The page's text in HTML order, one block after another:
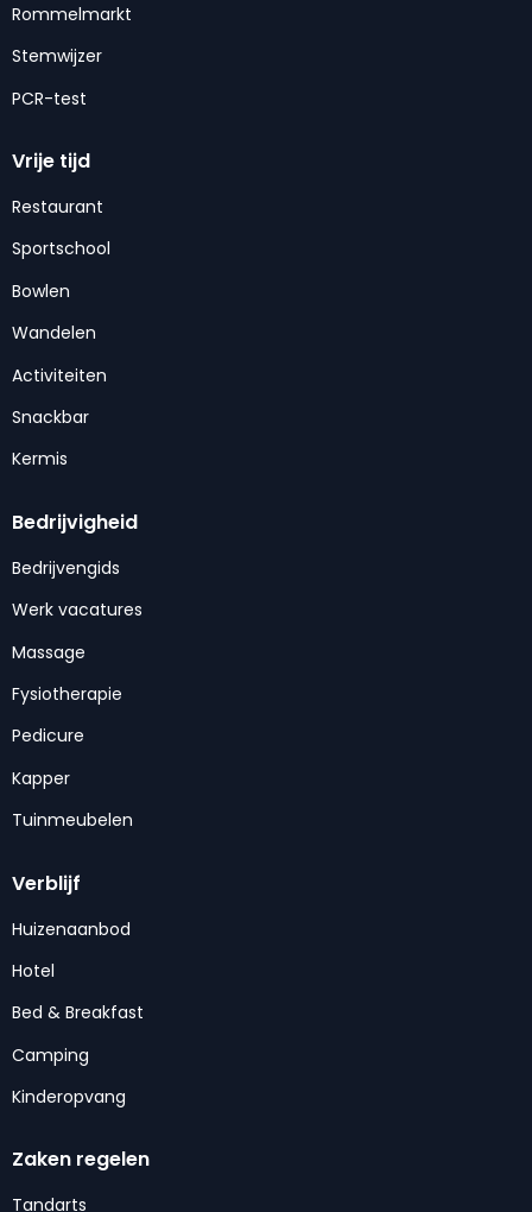
Rommelmarkt
Stemwijzer
PCR-test
Vrije tijd
Restaurant
Sportschool
Bowlen
Wandelen
Activiteiten
Snackbar
Kermis
Bedrijvigheid
Bedrijvengids
Werk vacatures
Massage
Fysiotherapie
Pedicure
Kapper
Tuinmeubelen
Verblijf
Huizenaanbod
Hotel
Bed & Breakfast
Camping
Kinderopvang
Zaken regelen
Tandarts